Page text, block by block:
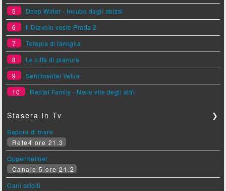
5
Deep Water - Incubo dagli abissi
6
Il Diavolo veste Prada 2
7
Terapia di famiglia
8
Le città di pianura
9
Sentimental Value
10
Rental Family - Nelle vite degli altri
Stasera in Tv ❯
Sapore di mare
Rete4 ore 21.3
Oppenheimer
Canale 5 ore 21.2
Cani sciolti